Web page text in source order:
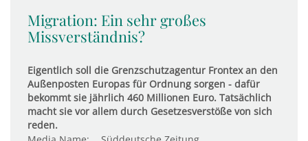
Migration: Ein sehr großes
Missverständnis?
Eigentlich soll die Grenzschutzagentur Frontex an den
Außenposten Europas für Ordnung sorgen - dafür
bekommt sie jährlich 460 Millionen Euro. Tatsächlich
macht sie vor allem durch Gesetzesverstöße von sich
reden.